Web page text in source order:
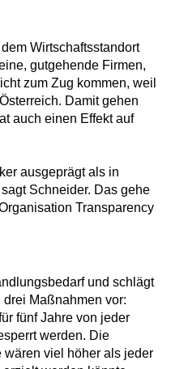
Wirtschaftsstandort
gutgehende Firmen,
zum Zug kommen, weil
Damit gehen
auch einen Effekt auf
ausgeprägt als in
Schneider. Das gehe
Transparency
und schlägt
Maßnahmen vor:
fünf Jahre von jeder
werden. Die
wären viel höher als jeder